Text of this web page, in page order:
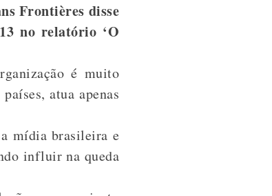
Frontières disse
no relatório ‘O
é muito
atua apenas
mídia brasileira e
influir na queda